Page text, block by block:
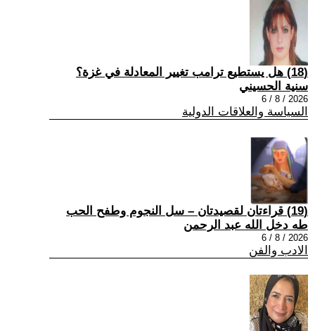
(18) هل يستطيع ترامب تغيير المعادلة في غزة؟
سنية الحسيني
2026 / 8 / 6
السياسة والعلاقات الدولية
(19) قراءتان لقصيدتان – سل النجوم وطفح الحب
طه دخل الله عبد الرحمن
2026 / 8 / 6
الادب والفن